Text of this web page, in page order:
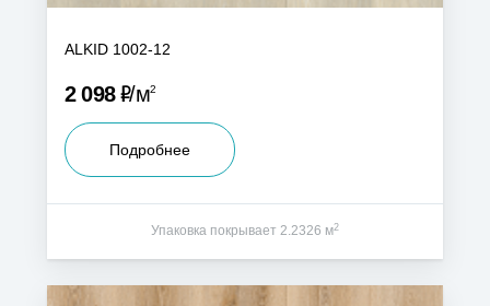
ALKID 1002-12
2 098Р м2
Подробнее
Упаковка покрывает 2.2326 м2